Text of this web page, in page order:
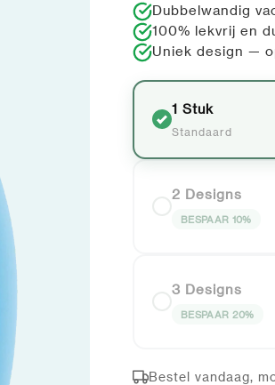
Dubbelwandig
100% lekvrij en
Uniek design —
1 Stuk
Standaard
2 Designs
BESPAAR 10%
3 Designs
BESPAAR 20%
Bestel vandaag,